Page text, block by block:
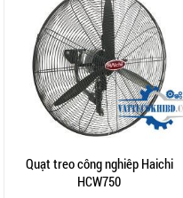
Quạt treo công nghiêp Haichi
HCW750